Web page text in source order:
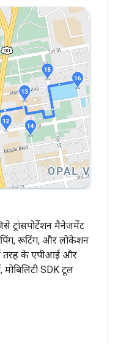
ट्रांसपोर्टेशन मैनेजमेंट
रूटिंग, और लोकेशन
तरह के एपीआई और
SDK टूल